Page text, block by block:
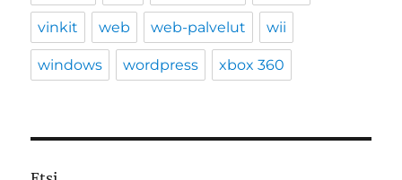
vinkit web web-palvelut wii
windows wordpress xbox 360